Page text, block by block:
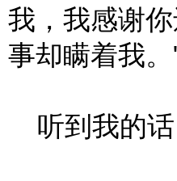
我，我感谢
事却瞒着我
听到我的话